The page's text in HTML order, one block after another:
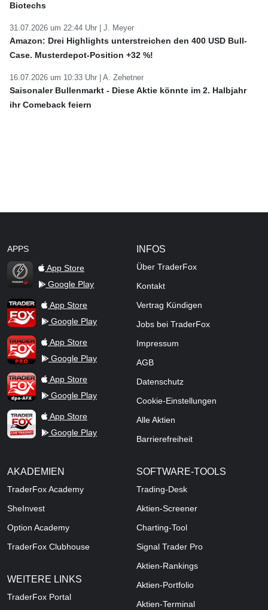
Biotechs
31.07.2026 um 22:44 Uhr | J. Meyer
Amazon: Drei Highlights unterstreichen den 400 USD Bull-
Case. Musterdepot-Position +32 %!
16.07.2026 um 10:33 Uhr | A. Zehetner
Saisonaler Bullenmarkt - Diese Aktie könnte im 2. Halbjahr
ihr Comeback feiern
APPS
App Store
Google Play
TraderFox AppApp Store
Google Play
TraderFox ProApp Store
Google Play
TraderFox dpa-AFX ProFeed
App Store
Google Play
TraderFox Live Trading
App Store
Google Play
INFOS
Über TraderFox
Kontakt
Vertrag Kündigen
Jobs bei TraderFox
Impressum
AGB
Datenschutz
Cookie-Einstellungen
Alle Aktien
Barrierefreiheit
AKADEMIEN
TraderFox Academy
SheInvest
Option Academy
TraderFox Clubhouse
WEITERE LINKS
TraderFox Portal
SOFTWARE-TOOLS
Trading-Desk
Aktien-Screener
Charting-Tool
Signal Trader Pro
Aktien-Rankings
Aktien-Portfolio
Aktien-Terminal